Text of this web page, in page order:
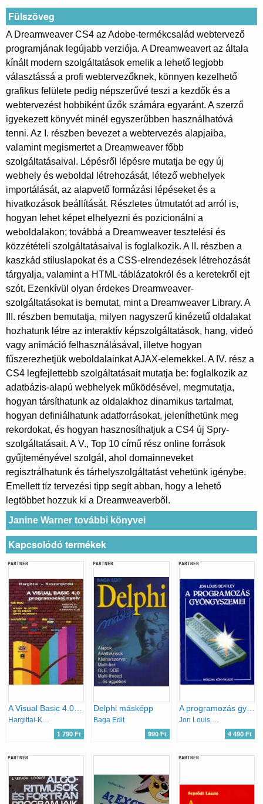
Fülszöveg
A Dreamweaver CS4 az Adobe-termékcsalád webtervező
programjának legújabb verziója. A Dreamweavert az általa
kínált modern szolgáltatások emelik a lehető legjobb
választássá a profi webtervezőknek, könnyen kezelhető
grafikus felülete pedig népszerűvé teszi a kezdők és a
webtervezést hobbiként űzők számára egyaránt. A szerző
igyekezett könyvét minél egyszerűbben használhatóvá
tenni. Az I. részben bevezet a webtervezés alapjaiba,
valamint megismertet a Dreamweaver főbb
szolgáltatásaival. Lépésről lépésre mutatja be egy új
webhely és weboldal létrehozását, létező webhelyek
importálását, az alapvető formázási lépéseket és a
hivatkozások beállítását. Részletes útmutatót ad arról is,
hogyan lehet képet elhelyezni és pozicionálni a
weboldalakon; továbbá a Dreamweaver tesztelési és
közzétételi szolgáltatásaival is foglalkozik. A II. részben a
kaszkád stíluslapokat és a CSS-elrendezések létrehozását
tárgyalja, valamint a HTML-táblázatokról és a keretekről ejt
szót. Ezenkívül olyan érdekes Dreamweaver-
szolgáltatásokat is bemutat, mint a Dreamweaver Library. A
III. részben bemutatja, milyen nagyszerű kinézetű oldalakat
hozhatunk létre az interaktív képszolgáltatások, hang, videó
vagy animáció felhasználásával, illetve hogyan
fűszerezhetjük weboldalainkat AJAX-elemekkel. A IV. rész a
CS4 legfejlettebb szolgáltatásait mutatja be: foglalkozik az
adatbázis-alapú webhelyek működésével, megmutatja,
hogyan társíthatunk az oldalakhoz dinamikus tartalmat,
hogyan definiálhatunk adatforrásokat, jeleníthetünk meg
rekordokat, és hogyan hasznosíthatjuk a CS4 új Spry-
szolgáltatásait. A V., Top 10 című rész online források
gyűjteményével szolgál, ahol domainneveket
regisztrálhatunk és tárhelyszolgáltatást vehetünk igénybe.
Emellett tíz tervezési tipp segít abban, hogy a lehető
legtöbbet hozzuk ki a Dreamweaverből.
Janine Warner további könyvei
Kapcsolódó termékek
PARTNER
Hargittai-Kaszanyiczki
1 790 Ft
PARTNER
Delphi másképp
Baga Edit
990 Ft
PARTNER
A programozás gyöngyszemei
Jon Louis Bentley
4 490 Ft
PARTNER PARTNER